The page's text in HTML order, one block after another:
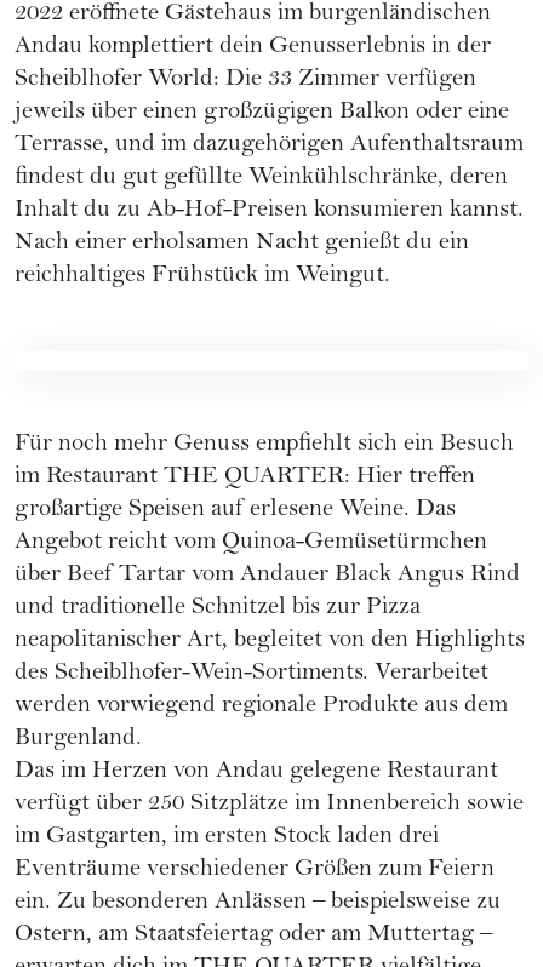
2022 eröffnete Gästehaus im burgenländischen
Andau komplettiert dein Genusserlebnis in der
Scheiblhofer World: Die 33 Zimmer verfügen
jeweils über einen großzügigen Balkon oder eine
Terrasse, und im dazugehörigen Aufenthaltsraum
findest du gut gefüllte Weinkühlschränke, deren
Inhalt du zu Ab-Hof-Preisen konsumieren kannst.
Nach einer erholsamen Nacht genießt du ein
reichhaltiges Frühstück im Weingut.
Für noch mehr Genuss empfiehlt sich ein Besuch
im Restaurant THE QUARTER: Hier treffen
großartige Speisen auf erlesene Weine. Das
Angebot reicht vom Quinoa-Gemüsetürmchen
über Beef Tartar vom Andauer Black Angus Rind
und traditionelle Schnitzel bis zur Pizza
neapolitanischer Art, begleitet von den Highlights
des Scheiblhofer-Wein-Sortiments. Verarbeitet
werden vorwiegend regionale Produkte aus dem
Burgenland.
Das im Herzen von Andau gelegene Restaurant
verfügt über 250 Sitzplätze im Innenbereich sowie
im Gastgarten, im ersten Stock laden drei
Eventräume verschiedener Größen zum Feiern
ein. Zu besonderen Anlässen – beispielsweise zu
Ostern, am Staatsfeiertag oder am Muttertag –